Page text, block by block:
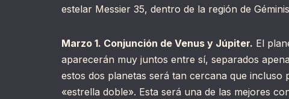
estelar Messier 35, dentro de la región de
Marzo 1. Conjunción de Venus y Júpiter. El
aparecerán muy juntos entre sí, separados
estos dos planetas será tan cercana que
«estrella doble». Esta será una de las mejores